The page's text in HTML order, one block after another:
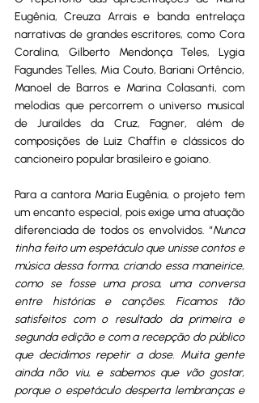
Eugênia, Creuza Arrais e banda entrelaça
narrativas de grandes escritores, como Cora
Coralina, Gilberto Mendonça Teles, Lygia
Fagundes Telles, Mia Couto, Bariani Ortêncio,
Manoel de Barros e Marina Colasanti, com
melodias que percorrem o universo musical
de Juraildes da Cruz, Fagner, além de
composições de Luiz Chaffin e clássicos do
cancioneiro popular brasileiro e goiano.
Para a cantora Maria Eugênia, o projeto tem
um encanto especial, pois exige uma atuação
diferenciada de todos os envolvidos. “Nunca
tinha feito um espetáculo que unisse contos e
música dessa forma, criando essa maneirice,
como se fosse uma prosa, uma conversa
entre histórias e canções. Ficamos tão
satisfeitos com o resultado da primeira e
segunda edição e com a recepção do público
que decidimos repetir a dose. Muita gente
ainda não viu, e sabemos que vão gostar,
porque o espetáculo desperta lembranças e